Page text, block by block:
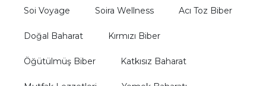
Soi Voyage Soira Wellness Acı Toz Biber
Doğal Baharat Kırmızı Biber
Öğütülmüş Biber Katkısız Baharat